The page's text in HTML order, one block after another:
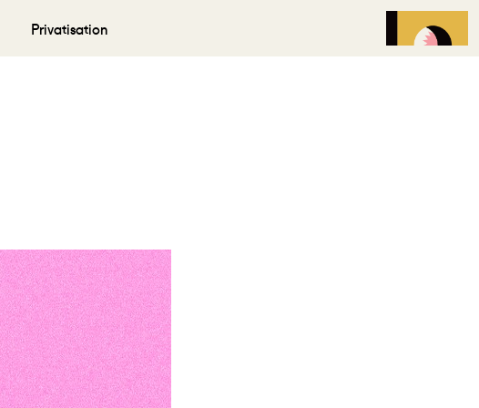
Privatisation